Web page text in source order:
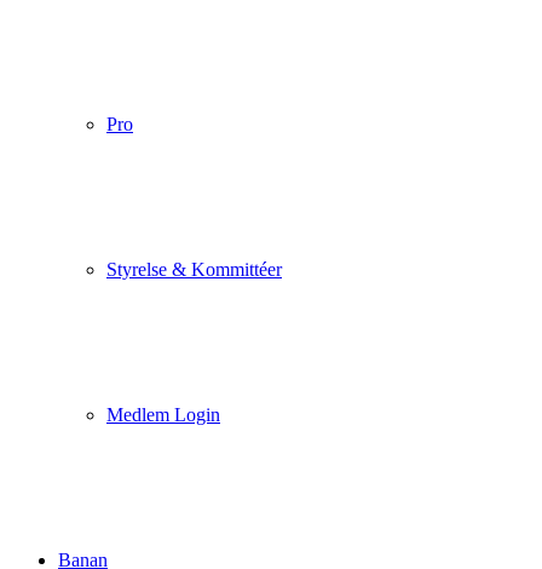
Pro
Styrelse & Kommittéer
Medlem Login
Banan